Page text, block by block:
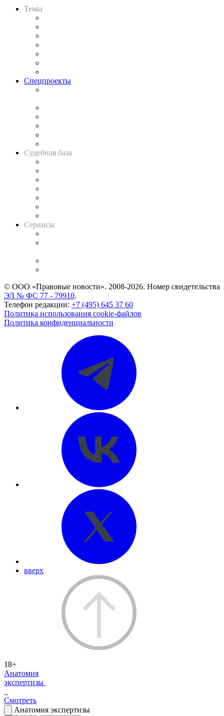
Темы
Спецпроекты
Судебная база
Сервисы
© ООО «Правовые новости». 2008-2026. Номер свидетельства
ЭЛ № ФС 77 - 79910.
Телефон редакции: +7 (495) 645 37 60
Политика использования cookie-файлов
Политика конфиденциальности
вверх
18+
Анатомия
экспертизы
Смотреть
Анатомия экспертизы